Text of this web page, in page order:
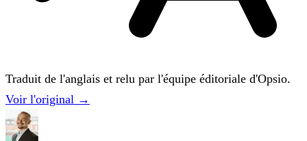
Traduit de l'anglais et relu par l'équipe éditoriale d'Opsio.
Voir l'original →